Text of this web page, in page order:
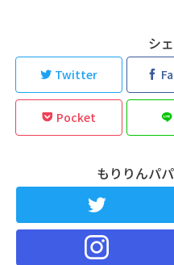
シ
Twitter
Pocket
もりりんパ